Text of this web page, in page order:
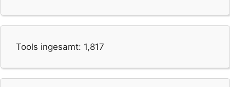
Tools ingesamt: 1,817